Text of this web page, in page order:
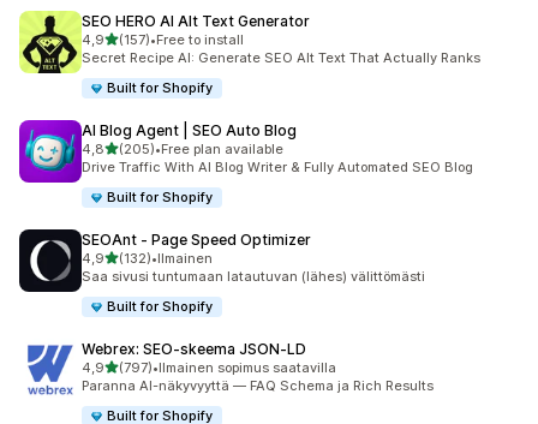
SEO HERO AI Alt Text Generator
4,9/ 5 tähteä
(157)
157 arvostelua yhteensä
•Free to install
Secret Recipe AI: Generate SEO Alt Text That Actually Ranks
Built for Shopify
AI Blog Agent | SEO Auto Blog
4,8/ 5 tähteä
(205)
205 arvostelua yhteensä
•Free plan available
Drive Traffic With AI Blog Writer & Fully Automated SEO Blog
Built for Shopify
SEOAnt ‑ Page Speed Optimizer
4,9/ 5 tähteä
(132)
132 arvostelua yhteensä
•Ilmainen
Saa sivusi tuntumaan latautuvan (lähes) välittömästi
Built for Shopify
Webrex: SEO‑skeema JSON‑LD
4,9/ 5 tähteä
(797)
797 arvostelua yhteensä
•Ilmainen sopimus saatavilla
Paranna AI-näkyvyyttä — FAQ Schema ja Rich Results
Built for Shopify